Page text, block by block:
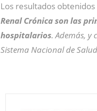
Los resultados
Renal Crónica son las
hospitalarios. Además, y
Sistema Nacional de